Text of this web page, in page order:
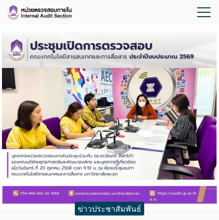
ข่าวประชาสัมพันธ์